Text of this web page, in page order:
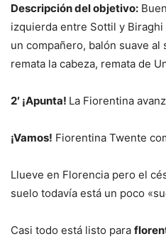
Descripción del objetivo:
izquierda entre Sottil y
un compañero, balón suave al
remata la cabeza, remata de
2′ ¡Apunta! La Fiorentina
¡Vamos! Fiorentina Twente
Llueve en Florencia pero el
suelo todavía está un poco
Casi todo está listo para